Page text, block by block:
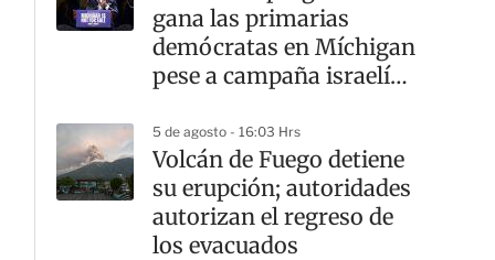
gana las primarias
demócratas en Míchigan
pese a campaña israelí
5 de agosto - 16:03 Hrs
Volcán de Fuego detiene
su erupción; autoridades
autorizan el regreso de
los evacuados